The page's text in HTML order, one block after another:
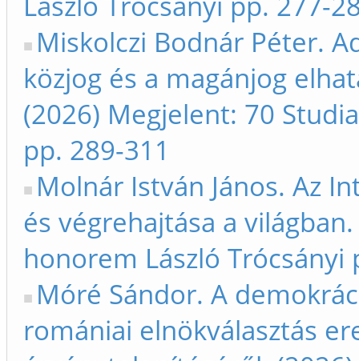
Miskolczi Bodnár Péter.
közjog és a magánjog
(2026) Megjelent: 70
pp. 289-311
Molnár István János. Az
és végrehajtása a
honorem László Trócsányi
Móré Sándor. A
romániai elnökválasztás